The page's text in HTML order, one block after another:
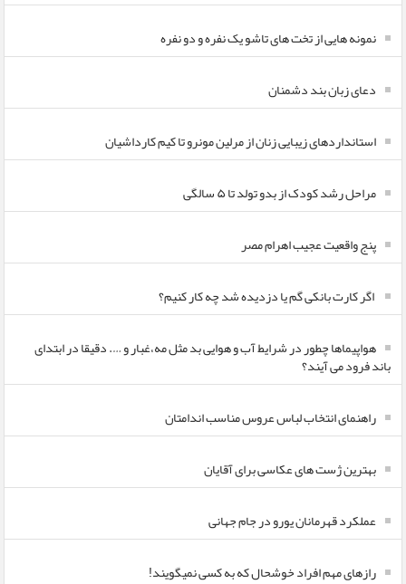
نمونه هایی از تخت های تاشو یک نفره و دو نفره
دعای زبان بند دشمنان
استانداردهای زیبایی زنان از مرلین مونرو تا کیم کارداشیان
مراحل رشد کودک از بدو تولد تا ۵ سالگی
پنج واقعیت عجیب اهرام مصر
اگر کارت بانکی گم یا دزدیده شد چه کار کنیم؟
هواپیماها چطور در شرایط آب و هوایی بد مثل مه،غبار و …. دقیقا در ابتدای
باند فرود می آیند؟
راهنمای انتخاب لباس عروس مناسب اندامتان
بهترین ژست های عکاسی برای آقایان
عملکرد قهرمانان یورو در جام جهانی
رازهای مهم افراد خوشحال که به کسی نمیگویند!